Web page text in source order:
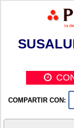
COMPARTIR CON: